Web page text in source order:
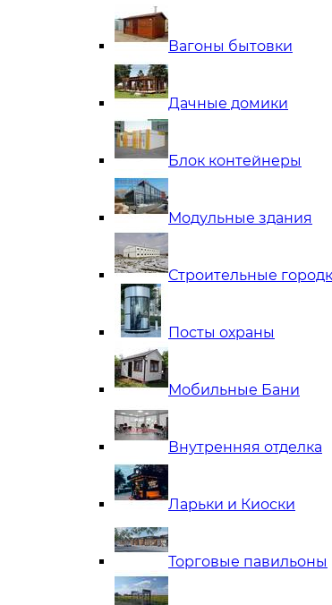
Вагоны бытовки
Дачные домики
Блок контейнеры
Модульные здания
Строительные
Посты охраны
Мобильные Бани
Внутренняя отделка
Ларьки и Киоски
Торговые павильоны